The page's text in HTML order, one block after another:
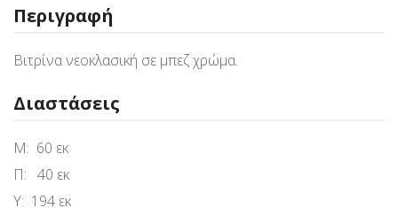
Περιγραφή
Βιτρίνα νεοκλασική σε μπεζ χρώμα.
Διαστάσεις
Μ: 60 εκ
Π: 40 εκ
Υ: 194 εκ